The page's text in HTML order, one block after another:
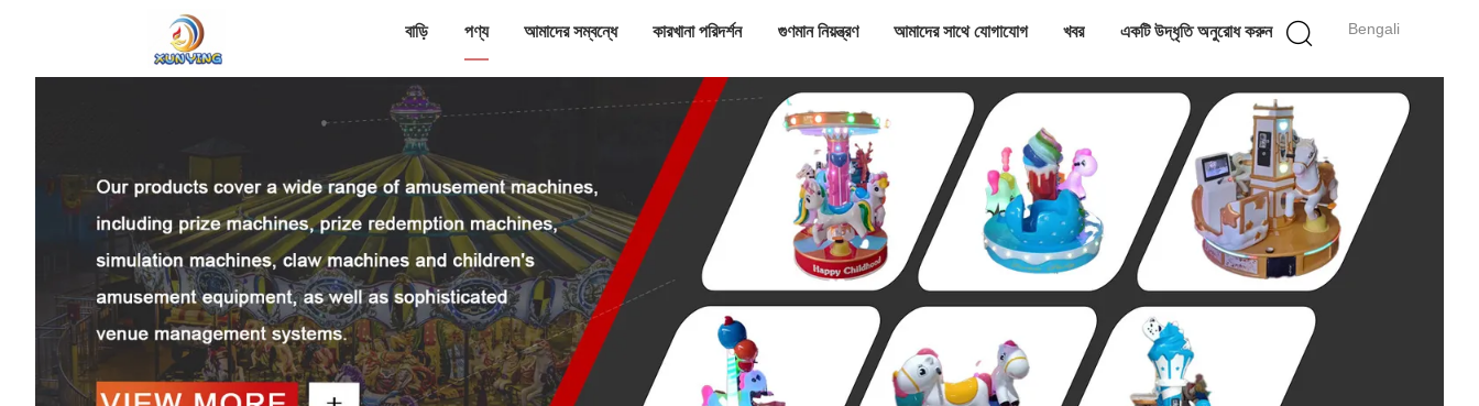
Bengali
বাড়ি পণ্য আমাদের সম্বন্ধে কারখানা পরিদর্শন গুণমান নিয়ন্ত্রণ আমাদের সাথে যোগাযোগ খবর একটি উদ্ধৃতি অনুরোধ করুন